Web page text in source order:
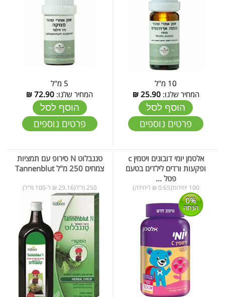
10 מ"ל
המחיר שלנו:25.90
₪
הוסף לסל
פרטים נוספים
5 מ"ל
המחיר שלנו: 72.90
₪
הוסף לסל
פרטים נוספים
אלטמן יומי דובונים ויטמין c
ופקעות ורדים לילדים בטעם
פטל ...
100 יחידות(0.65 ₪ ליחידה)
0%
הנחה
טננבלוט N סירופ עם תמציות
צמחים 250 מ"ל Tannenblut
250 מ"ל(29.16 ₪ ל-100 מ"ל)